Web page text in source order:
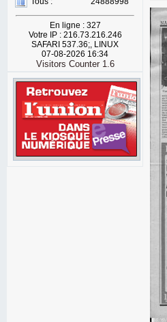
En ligne : 327
Votre IP : 216.73.216.246
SAFARI 537.36;, LINUX
07-08-2026 16:34
Visitors Counter 1.6